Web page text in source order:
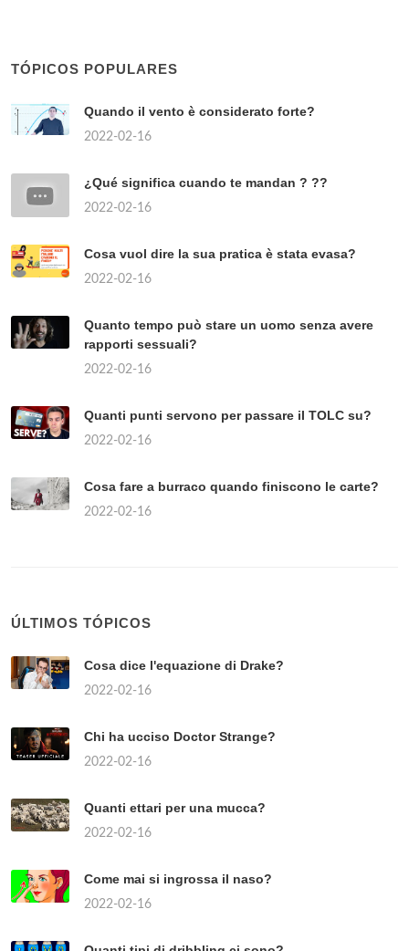
TÓPICOS POPULARES
Quando il vento è considerato forte?
2022-02-16
¿Qué significa cuando te mandan ? ??
2022-02-16
Cosa vuol dire la sua pratica è stata evasa?
2022-02-16
Quanto tempo può stare un uomo senza avere
rapporti sessuali?
2022-02-16
Quanti punti servono per passare il TOLC su?
2022-02-16
Cosa fare a burraco quando finiscono le carte?
2022-02-16
ÚLTIMOS TÓPICOS
Cosa dice l'equazione di Drake?
2022-02-16
Chi ha ucciso Doctor Strange?
2022-02-16
Quanti ettari per una mucca?
2022-02-16
Come mai si ingrossa il naso?
2022-02-16